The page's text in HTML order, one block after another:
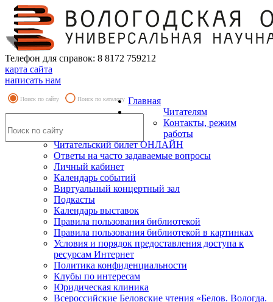
Телефон для справок: 8 8172 759212
карта сайта
написать нам
Поиск по сайту Поиск по каталогу Главная
Читателям
Контакты, режим
работы
Читательский билет ОНЛАЙН
Ответы на часто задаваемые вопросы
Личный кабинет
Календарь событий
Виртуальный концертный зал
Подкасты
Календарь выставок
Правила пользования библиотекой
Правила пользования библиотекой в картинках
Условия и порядок предоставления доступа к
ресурсам Интернет
Политика конфиденциальности
Клубы по интересам
Юридическая клиника
Всероссийские Беловские чтения «Белов. Вологда.